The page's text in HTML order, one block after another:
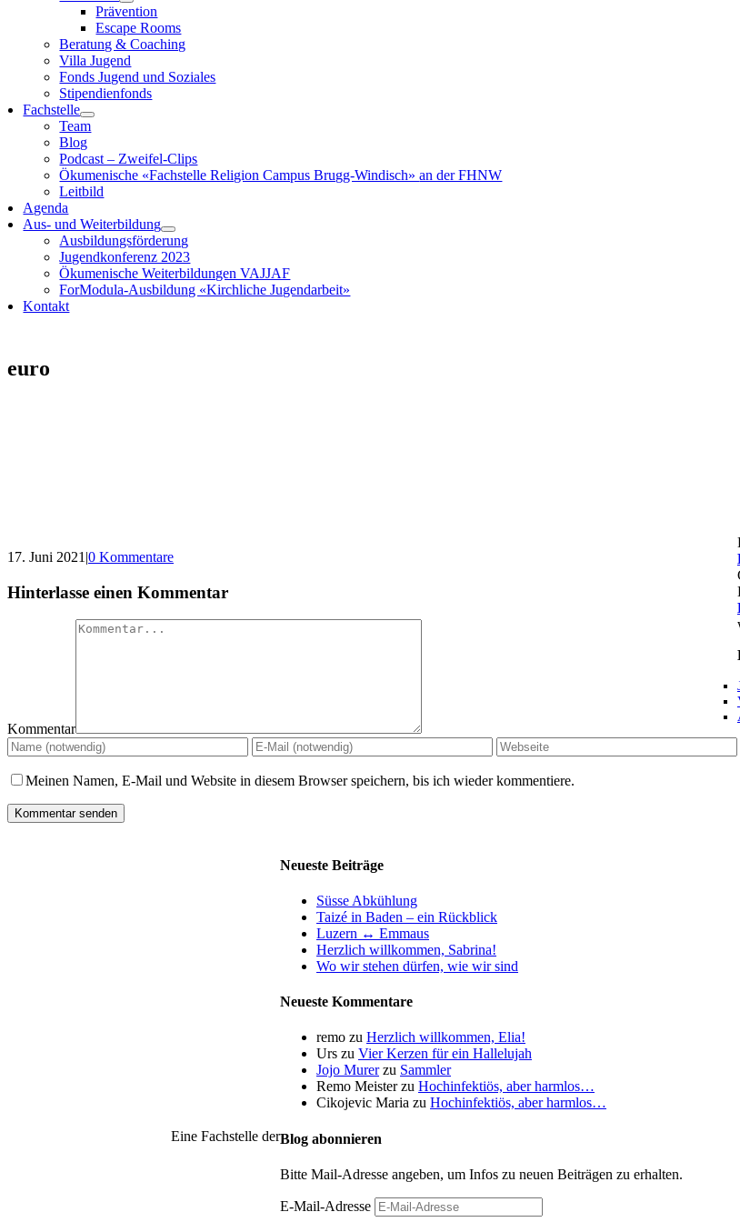
Prävention
Escape Rooms
Beratung & Coaching
Villa Jugend
Fonds Jugend und Soziales
Stipendienfonds
Fachstelle
Team
Blog
Podcast – Zweifel-Clips
Ökumenische «Fachstelle Religion Campus Brugg-Windisch»an der FHNW
Leitbild
Agenda
Aus- und Weiterbildung
Ausbildungsförderung
Jugendkonferenz 2023
Ökumenische Weiterbildungen VAJJAF
ForModula-Ausbildung «Kirchliche Jugendarbeit»
Kontakt
euro
17. Juni 2021 |0 Kommentare
Hinterlasse einen Kommentar
Kommentar
Meinen Namen, E-Mail und Website in diesem Browser speichern, bis ich wieder kommentiere.
Neueste Beiträge
Süsse Abkühlung
Taizé in Baden – ein Rückblick
Luzern ↔ Emmaus
Herzlich willkommen, Sabrina!
Wo wir stehen dürfen, wie wir sind
Neueste Kommentare
remo zu Herzlich willkommen, Elia!
Urs zu Vier Kerzen für ein Hallelujah
Jojo Murerzu Sammler
Remo Meisterzu Hochinfektiös, aber harmlos…
Cikojevic Maria zu Hochinfektiös, aber harmlos…
Blog abonnieren
Bitte Mail-Adresse angeben, um Infos zu neuen Beiträgen zu erhalten.
E-Mail-Adresse
Eine Fachstelle der